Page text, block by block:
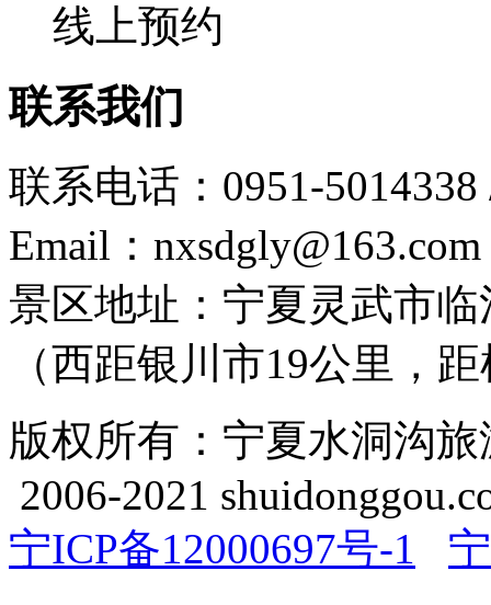
线上预约
联系我们
联系电话：0951-5014338
Email：nxsdgly@163.com
景区地址：宁夏灵武市
（西距银川市19公里，
版权所有：宁夏水洞沟
2006-2021
宁ICP备12000697号-1